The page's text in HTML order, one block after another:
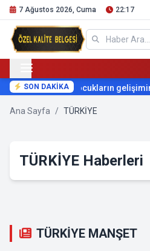
7 Ağustos 2026, Cuma 22:17
SON DAKİKA
Muratpaşa çocukların gelişimini
Ana Sayfa / TÜRKİYE
TÜRKİYE Haberleri
TÜRKİYE MANŞET